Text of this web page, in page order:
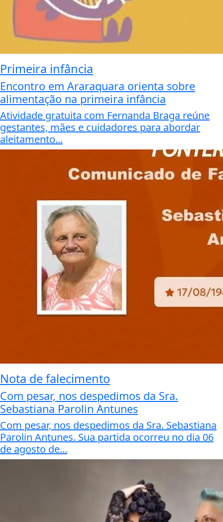
Primeira infância
Encontro em Araraquara orienta sobre
alimentação na primeira infância
Atividade gratuita com Fernanda Braga reúne
gestantes, mães e cuidadores para abordar
aleitamento...
Nota de falecimento
Com pesar, nos despedimos da Sra.
Sebastiana Parolin Antunes
Com pesar, nos despedimos da Sra. Sebastiana
Parolin Antunes. Sua partida ocorreu no dia 06
de agosto de...